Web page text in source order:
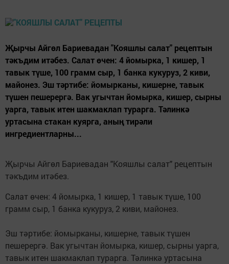
Җырчы Айгөл Бариевадан "Кояшлы салат" рецептын
тәкъдим итәбез. Салат өчен: 4 йомырка, 1 кишер, 1
тавык түше, 100 грамм сыр, 1 банка кукуруз, 2 киви,
майонез. Эш тәртибе: йомырканы, кишерне, тавык
түшен пешерергә. Вак угычтан йомырка, кишер, сырны
уарга, тавык итен шакмаклап турарга. Тәлинкә
уртасына стакан куярга, аның тирәли
ингредиентларны...
Җырчы Айгөл Бариевадан "Кояшлы салат" рецептын
тәкъдим итәбез.
Салат өчен: 4 йомырка, 1 кишер, 1 тавык түше, 100
грамм сыр, 1 банка кукуруз, 2 киви, майонез.
Эш тәртибе: йомырканы, кишерне, тавык түшен
пешерергә. Вак угычтан йомырка, кишер, сырны уарга,
тавык итен шакмаклап турарга. Тәлинкә уртасына